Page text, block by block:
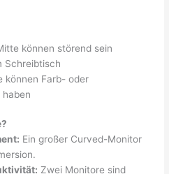
können störend sein
Schreibtisch
können Farb- oder
Ein großer Curved-Monitor
Zwei Monitore sind